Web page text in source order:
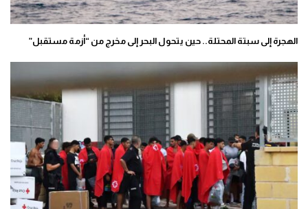
الهجرة إلى سبتة المحتلة.. حين يتحول البحر إلى مخرج من “أزمة مستقبل”